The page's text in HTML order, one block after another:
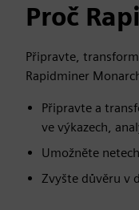
Proč
Připravte,
Rapidminer
Připravte a
ve výkazech,
Umožněte
Zvyšte důvěru v